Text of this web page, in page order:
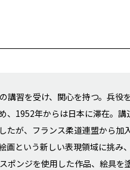
講習を受け、関心を持つ。兵役
、1952年からは日本に滞在。
たが、フランス柔道連盟から加
画という新しい表現領域に挑み
ポンジを使用した作品、絵具を